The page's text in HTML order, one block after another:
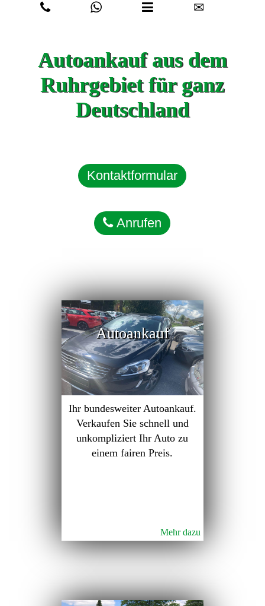
✉
Autoankauf aus dem
Ruhrgebiet für ganz
Deutschland
Kontaktformular
Anrufen
Autoankauf
Ihr bundesweiter Autoankauf.
Verkaufen Sie schnell und
unkompliziert Ihr Auto zu
einem fairen Preis.
Mehr dazu